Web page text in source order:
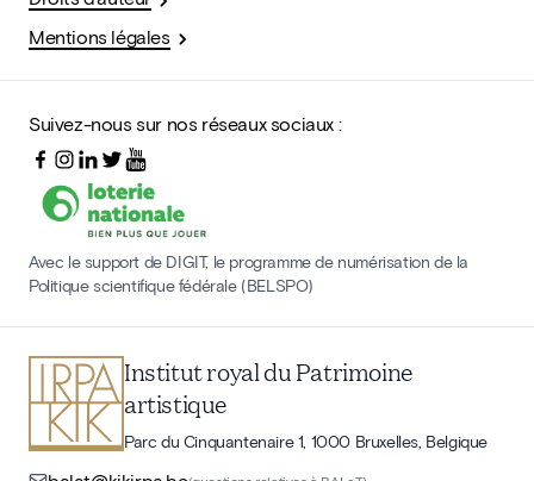
Mentions légales
Suivez-nous sur nos réseaux sociaux :
Avec le support de DIGIT, le programme de numérisation de la
Politique scientifique fédérale (BELSPO)
Institut royal du Patrimoine
artistique
Parc du Cinquantenaire 1, 1000 Bruxelles, Belgique